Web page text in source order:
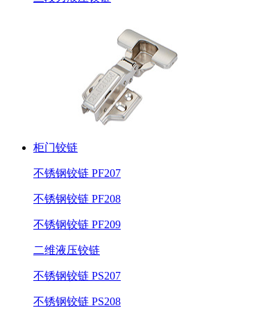
柜门铰链
不锈钢铰链 PF207
不锈钢铰链 PF208
不锈钢铰链 PF209
二维液压铰链
不锈钢铰链 PS207
不锈钢铰链 PS208